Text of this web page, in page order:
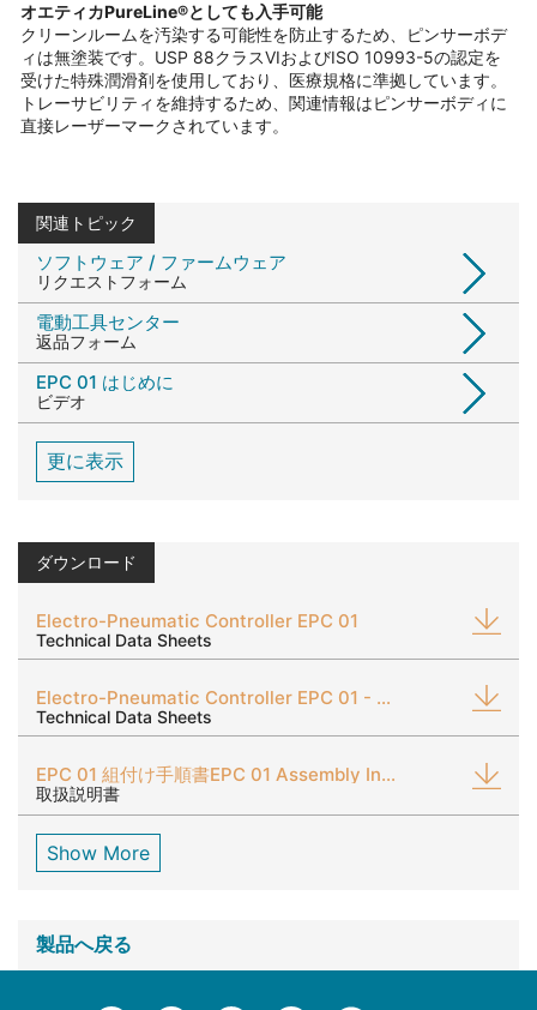
オエティカPureLine®としても入手可能
クリーンルームを汚染する可能性を防止するため、ピンサーボデ
ィは無塗装です。USP 88クラスVIおよびISO 10993-5の認定を
受けた特殊潤滑剤を使用しており、医療規格に準拠しています。
トレーサビリティを維持するため、関連情報はピンサーボディに
直接レーザーマークされています。
関連トピック
ソフトウェア / ファームウェア
リクエストフォーム
電動工具センター
返品フォーム
EPC 01 はじめに
ビデオ
更に表示
ダウンロード
Electro-Pneumatic Controller EPC 01
Technical Data Sheets
Electro-Pneumatic Controller EPC 01 - Medical Grade
Technical Data Sheets
EPC 01 組付け手順書EPC 01 Assembly Instructions
取扱説明書
Show More
製品へ戻る